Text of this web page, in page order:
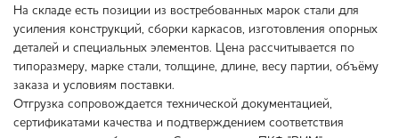
На складе есть позиции из востребованных марок стали для
усиления конструкций, сборки каркасов, изготовления опорных
деталей и специальных элементов. Цена рассчитывается по
типоразмеру, марке стали, толщине, длине, весу партии, объёму
заказа и условиям поставки.
Отгрузка сопровождается технической документацией,
сертификатами качества и подтверждением соответствия